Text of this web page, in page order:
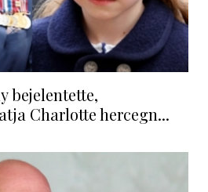
bejelentette,
Charlotte hercegn...